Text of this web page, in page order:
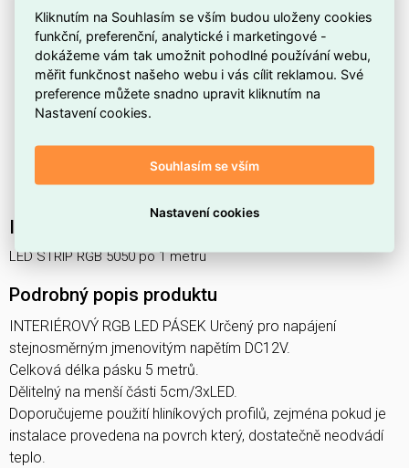
Světelný výkon činí14,4 Wna metr, což poskytuje
výrazné podsvícení pro dekorativní i praktické účely.
Barva světlaRGBumožňuje měnit barevné tóny a
vytvářet různé světelné scény.
Použitý LED čip5050
1 metru, takže si snadno upravíte délku
přesně podle potřeby.
LED STRIP RGB 5050 po 1 metru
Podrobný popis produktu
INTERIÉROVÝ RGB LED PÁSEK Určený pro napájení
stejnosměrným jmenovitým napětím DC12V.
Celková délka pásku 5 metrů.
Dělitelný na menší části 5cm/3xLED.
Doporučujeme použití hliníkových profilů, zejména pokud je
instalace provedena na povrch který, dostatečně neodvádí
teplo.
Kliknutím na Souhlasím se vším budou uloženy cookies
funkční, preferenční, analytické i marketingové -
dokážeme vám tak umožnit pohodlné používání webu,
měřit funkčnost našeho webu i vás cílit reklamou. Své
preference můžete snadno upravit kliknutím na
Nastavení cookies.
Souhlasím se vším
Nastavení cookies